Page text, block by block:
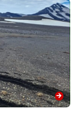
arrow_forward